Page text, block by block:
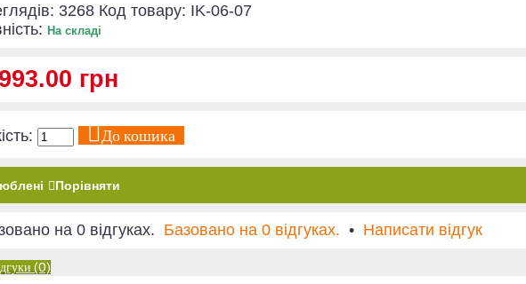
3268 Код товару: IK-06-07
На складі
грн
До кошика
Порівняти
Базовано на 0 відгуках. • Написати відгук
(0)